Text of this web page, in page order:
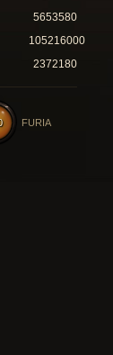
5653580
105216000
2372180
FURIA